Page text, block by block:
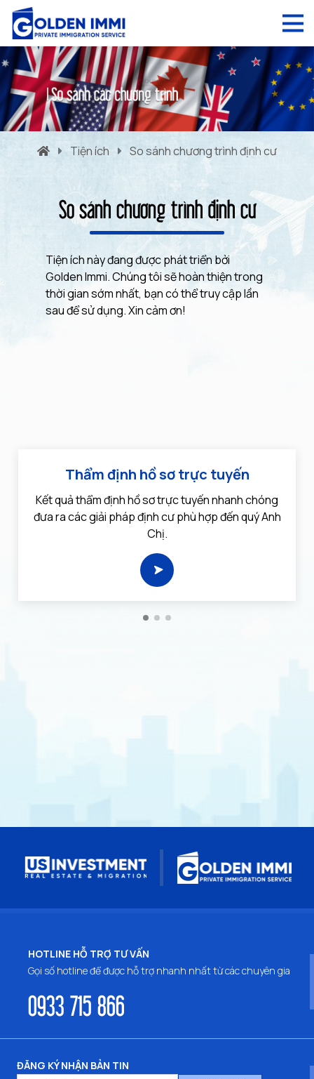
Tiện ích So sánh chương trình định cư
So sánh chương trình định cư
Tiện ích này đang được phát triển bởi
Golden Immi. Chúng tôi sẽ hoàn thiện trong
thời gian sớm nhất, bạn có thể truy cập lần
sau để sử dụng. Xin cảm ơn!
Thẩm định hồ sơ trực tuyến
Kết quả thẩm định hồ sơ trực tuyến nhanh chóng
đưa ra các giải pháp định cư phù hợp đến quý Anh
Chị.
HOTLINE HỖ TRỢ TƯ VẤN
Gọi số hotline để được hỗ trợ nhanh nhất từ các chuyên gia
0933 715 866
ĐĂNG KÝ NHẬN BẢN TIN